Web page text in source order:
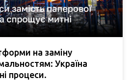
на заміну
Україна
процеси.